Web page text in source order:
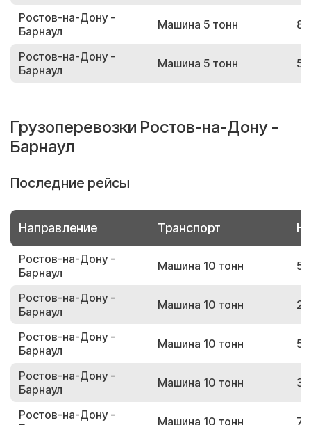
Ростов-на-Дону -
Барнаул
Машина 5 тонн
Ростов-на-Дону -
Барнаул
Машина 5 тонн
Грузоперевозки Ростов-на-Дону -
Барнаул
Последние рейсы
Направление Транспорт
Ростов-на-Дону -
Барнаул
Машина 10 тонн
Ростов-на-Дону -
Барнаул
Машина 10 тонн
Ростов-на-Дону -
Барнаул
Машина 10 тонн
Ростов-на-Дону -
Барнаул
Машина 10 тонн
Ростов-на-Дону -
Машина 10 тонн